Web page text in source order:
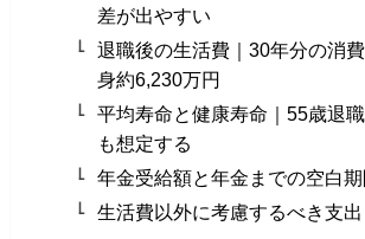
差が出やすい
退職後の生活費｜30年分の消
身約6,230万円
平均寿命と健康寿命｜55歳退
も想定する
年金受給額と年金までの空白
生活費以外に考慮するべき支出